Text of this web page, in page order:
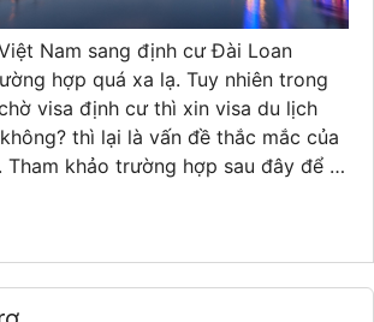
Nam sang định cư Đài Loan
hợp quá xa lạ. Tuy nhiên trong
visa định cư thì xin visa du lịch
thì lại là vấn đề thắc mắc của
Tham khảo trường hợp sau đây để …